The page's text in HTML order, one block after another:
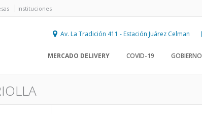
Instituciones
Av. La Tradición 411 - Estación Juárez Celman
MERCADO DELIVERY COVID-19 GOBIERNO